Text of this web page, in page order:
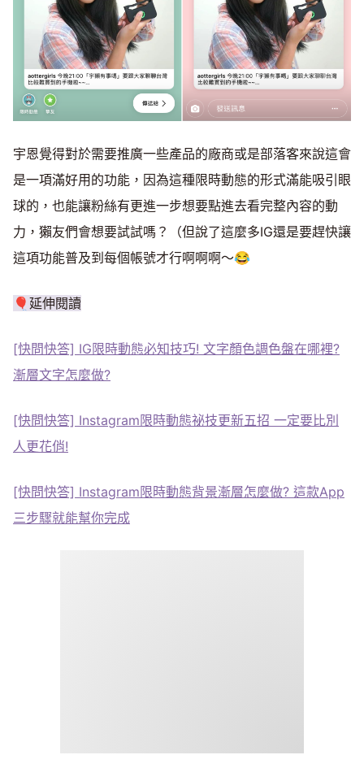
宇恩覺得對於需要推廣一些產品的廠商或是部落客來說這會
是一項滿好用的功能，因為這種限時動態的形式滿能吸引眼
球的，也能讓粉絲有更進一步想要點進去看完整內容的動
力，獺友們會想要試試嗎？（但說了這麼多IG還是要趕快讓
這項功能普及到每個帳號才行啊啊啊～😂
🎈延伸閱讀
[快問快答] IG限時動態必知技巧! 文字顏色調色盤在哪裡?
漸層文字怎麼做?
[快問快答] Instagram限時動態祕技更新五招 一定要比別
人更花俏!
[快問快答] Instagram限時動態背景漸層怎麼做? 這款App
三步驟就能幫你完成